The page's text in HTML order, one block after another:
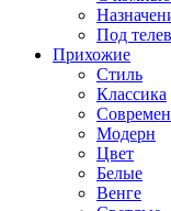
Под
Прихожие
Стиль
Классика
Модерн
Цвет
Белые
Венге